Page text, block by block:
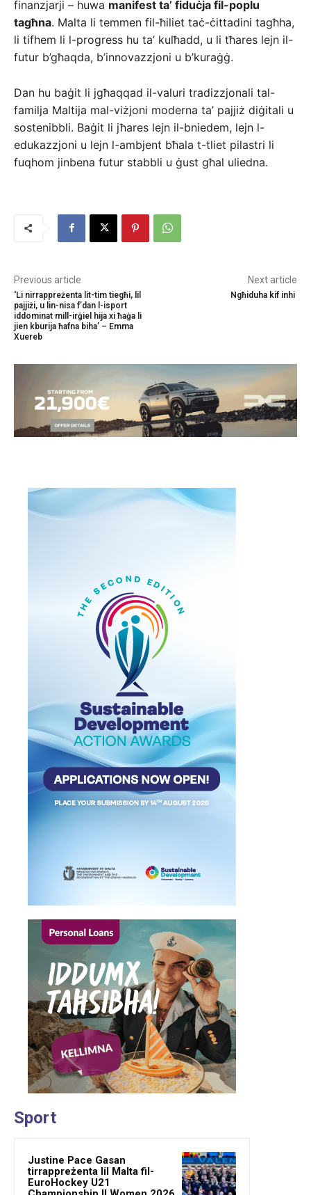
finanzjarji – huwa manifest ta’ fiduċja fil-poplu
tagħna. Malta li temmen fil-ħiliet taċ-ċittadini tagħha,
li tifhem li l-progress hu ta’ kulħadd, u li tħares lejn il-
futur b’għaqda, b’innovazzjoni u b’kuraġġ.
Dan hu baġit li jgħaqqad il-valuri tradizzjonali tal-
familja Maltija mal-viżjoni moderna ta’ pajjiż diġitali u
sostenibbli. Baġit li jħares lejn il-bniedem, lejn l-
edukazzjoni u lejn l-ambjent bħala t-tliet pilastri li
fuqhom jinbena futur stabbli u ġust għal uliedna.
Previous article
‘Li nirrappreżenta lit-tim tiegħi, lil
pajjiżi, u lin-nisa f’dan l-isport
iddominat mill-irġiel hija xi ħaġa li
jien kburija ħafna biha’ – Emma
Xuereb
Next article
Ngħiduha kif inhi
Sport
Justine Pace Gasan
tirrappreżenta lil Malta fil-
EuroHockey U21